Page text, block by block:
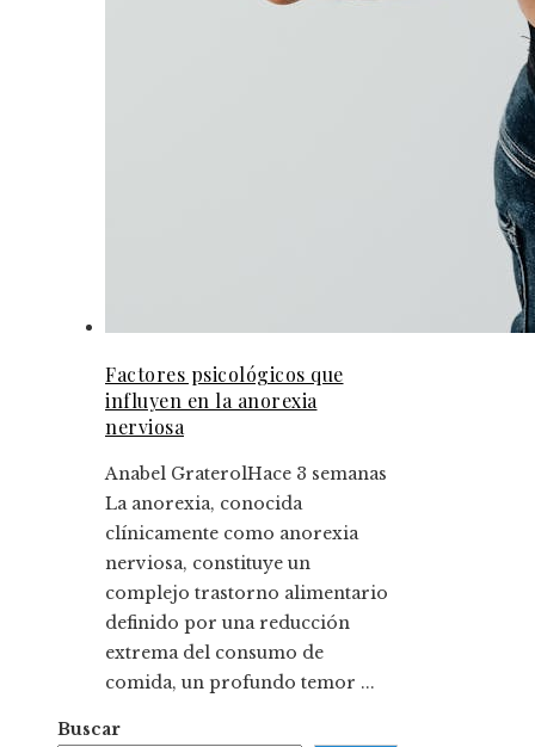
Factores psicológicos que
influyen en la anorexia
nerviosa
Anabel GraterolHace 3 semanas
La anorexia, conocida
clínicamente como anorexia
nerviosa, constituye un
complejo trastorno alimentario
definido por una reducción
extrema del consumo de
comida, un profundo temor ...
Buscar